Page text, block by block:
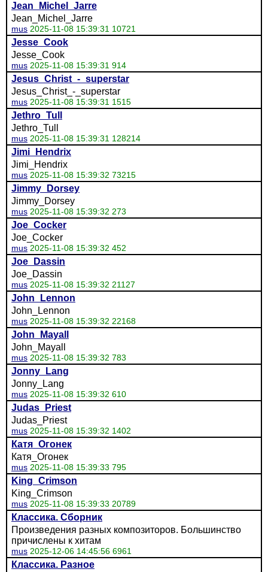
Jean_Michel_Jarre
Jean_Michel_Jarre
mus 2025-11-08 15:39:31 10721
Jesse_Cook
Jesse_Cook
mus 2025-11-08 15:39:31 914
Jesus_Christ_-_superstar
Jesus_Christ_-_superstar
mus 2025-11-08 15:39:31 1515
Jethro_Tull
Jethro_Tull
mus 2025-11-08 15:39:31 128214
Jimi_Hendrix
Jimi_Hendrix
mus 2025-11-08 15:39:32 73215
Jimmy_Dorsey
Jimmy_Dorsey
mus 2025-11-08 15:39:32 273
Joe_Cocker
Joe_Cocker
mus 2025-11-08 15:39:32 452
Joe_Dassin
Joe_Dassin
mus 2025-11-08 15:39:32 21127
John_Lennon
John_Lennon
mus 2025-11-08 15:39:32 22168
John_Mayall
John_Mayall
mus 2025-11-08 15:39:32 783
Jonny_Lang
Jonny_Lang
mus 2025-11-08 15:39:32 610
Judas_Priest
Judas_Priest
mus 2025-11-08 15:39:32 1402
Катя_Огонек
Катя_Огонек
mus 2025-11-08 15:39:33 795
King_Crimson
King_Crimson
mus 2025-11-08 15:39:33 20789
Классика. Сборник
Произведения разных композиторов. Большинство
причислены к хитам
mus 2025-12-06 14:45:56 6961
Классика. Разное